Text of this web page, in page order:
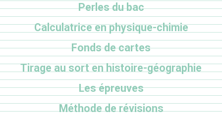
Perles du bac
Calculatrice en physique-chimie
Fonds de cartes
Tirage au sort en histoire-géographie
Les épreuves
Méthode de révisions